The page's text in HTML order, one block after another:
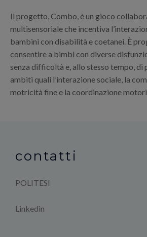
Il progetto, Combo, è un gioco
multisensoriale che incentiva
bambini con disabilità e coetanei. È
consentire a bimbi con diverse
senza difficoltà e, allo stesso tempo, di
ambiti quali l’interazione sociale, la
motricità fine e la coordinazione
contatti
POLITESI
Linkedin